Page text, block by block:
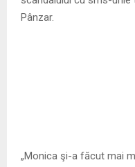
Pânzar.
„Monica şi-a făcut mai